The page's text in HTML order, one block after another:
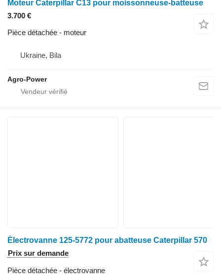
Moteur Caterpillar C13 pour moissonneuse-batteuse
3.700 €
Pièce détachée - moteur
Ukraine, Bila
Agro-Power
Électrovanne 125-5772 pour abatteuse Caterpillar 570
Prix sur demande
Pièce détachée - électrovanne